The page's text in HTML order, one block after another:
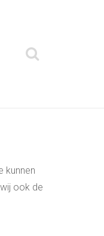
kunnen
ook de